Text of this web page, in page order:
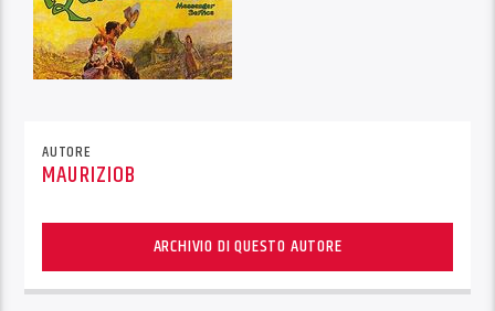
AUTORE
MAURIZIOB
ARCHIVIO DI QUESTO AUTORE